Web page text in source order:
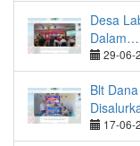
Desa
Dalam…
29-06-
Blt
17-06-